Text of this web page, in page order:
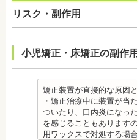
リスク・副作用
小児矯正・床矯正の副作
矯正装置が直接的な原因
・矯正治療中に装置が当
ついたり、口内炎になっ
を感じることもあります
用ワックスで対処する場